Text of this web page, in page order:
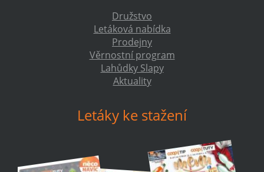
Družstvo
Letáková nabídka
Prodejny
Věrnostní program
Lahůdky Slapy
Aktuality
Letáky ke stažení